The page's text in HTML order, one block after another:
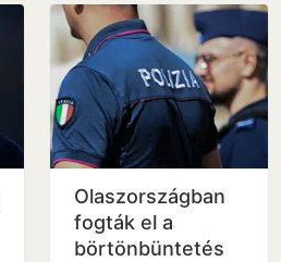
Olaszországban
fogták el a
börtönbüntetés